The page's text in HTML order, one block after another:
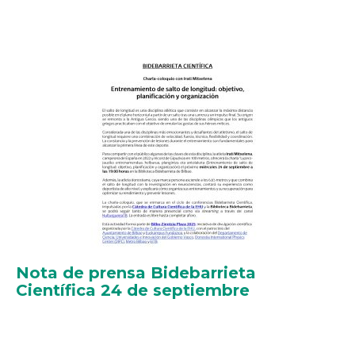
Nota de prensa Bidebarrieta
Científica 24 de septiembre